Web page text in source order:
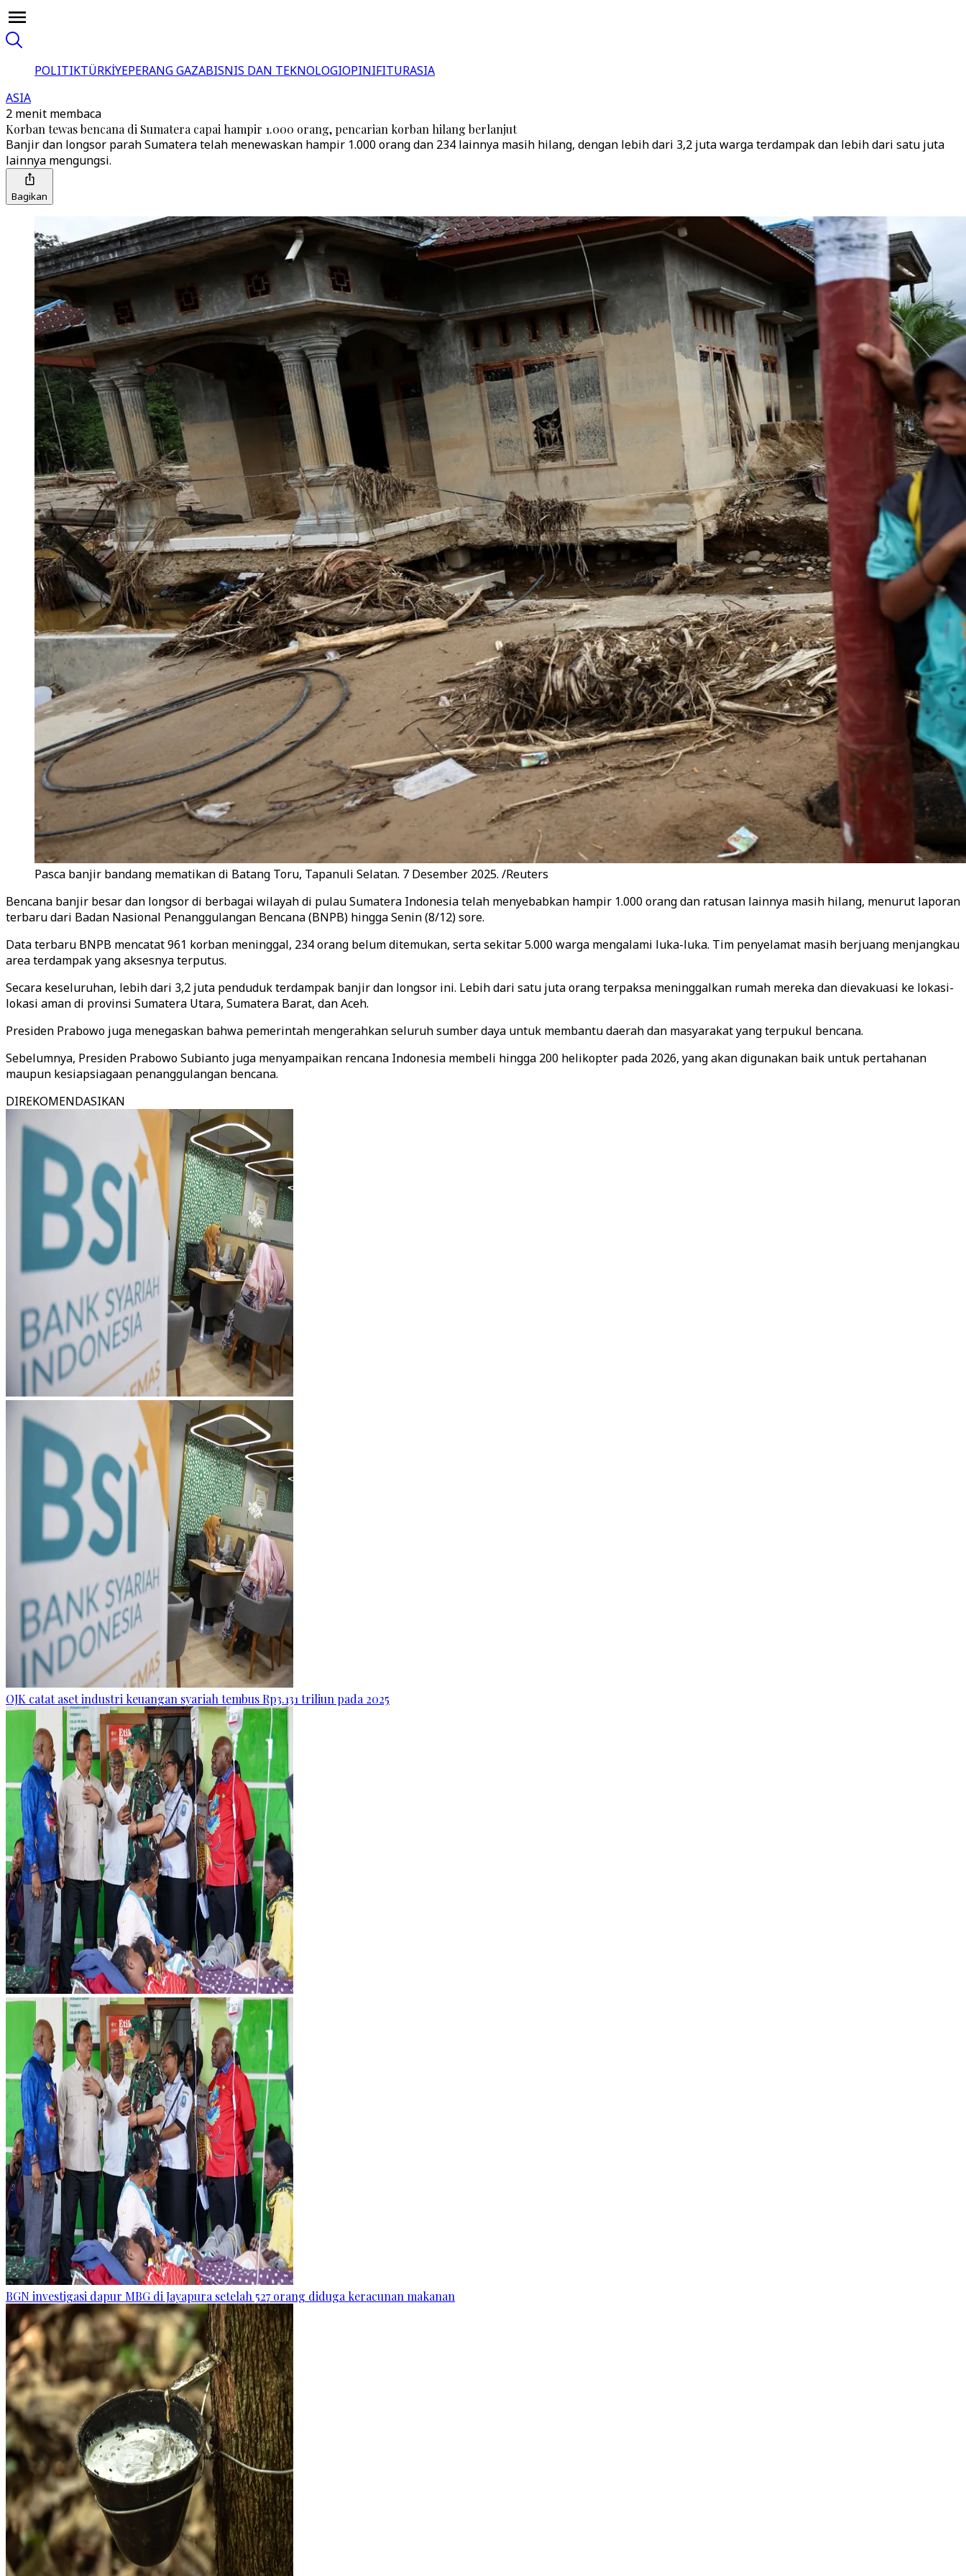
POLITIKTÜRKİYEPERANG GAZABISNIS DAN TEKNOLOGIOPINIFITURASIA
ASIA
2 menit membaca
Korban tewas bencana di Sumatera capai hampir 1.000 orang, pencarian korban hilang berlanjut
Banjir dan longsor parah Sumatera telah menewaskan hampir 1.000 orang dan 234 lainnya masih hilang, dengan lebih dari 3,2 juta warga terdampak dan lebih dari satu juta
lainnya mengungsi.
Bagikan
Pasca banjir bandang mematikan di Batang Toru, Tapanuli Selatan. 7 Desember 2025. /Reuters
Bencana banjir besar dan longsor di berbagai wilayah di pulau Sumatera Indonesia telah menyebabkan hampir 1.000 orang dan ratusan lainnya masih hilang, menurut laporan
terbaru dari Badan Nasional Penanggulangan Bencana (BNPB) hingga Senin (8/12) sore.
Data terbaru BNPB mencatat 961 korban meninggal, 234 orang belum ditemukan, serta sekitar 5.000 warga mengalami luka-luka. Tim penyelamat masih berjuang menjangkau
area terdampak yang aksesnya terputus.
Secara keseluruhan, lebih dari 3,2 juta penduduk terdampak banjir dan longsor ini. Lebih dari satu juta orang terpaksa meninggalkan rumah mereka dan dievakuasi ke lokasi-
lokasi aman di provinsi Sumatera Utara, Sumatera Barat, dan Aceh.
Presiden Prabowo juga menegaskan bahwa pemerintah mengerahkan seluruh sumber daya untuk membantu daerah dan masyarakat yang terpukul bencana.
Sebelumnya, Presiden Prabowo Subianto juga menyampaikan rencana Indonesia membeli hingga 200 helikopter pada 2026, yang akan digunakan baik untuk pertahanan
maupun kesiapsiagaan penanggulangan bencana.
DIREKOMENDASIKAN
OJK catat aset industri keuangan syariah tembus Rp3.131 triliun pada 2025
BGN investigasi dapur MBG di Jayapura setelah 527 orang diduga keracunan makanan